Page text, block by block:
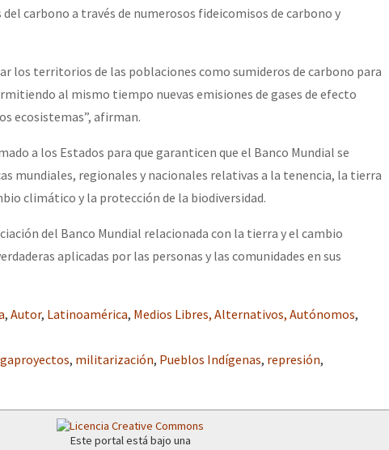
carbono a través de numerosos fideicomisos de carbono y
los territorios de las poblaciones como sumideros de carbono para
al mismo tiempo nuevas emisiones de gases de efecto
ecosistemas”, afirman.
a los Estados para que garanticen que el Banco Mundial se
mundiales, regionales y nacionales relativas a la tenencia, la tierra
climático y la protección de la biodiversidad.
del Banco Mundial relacionada con la tierra y el cambio
aplicadas por las personas y las comunidades en sus
, Autor, Latinoamérica, Medios Libres, Alternativos, Autónomos,
, militarización, Pueblos Indígenas, represión,
Este portal está bajo una